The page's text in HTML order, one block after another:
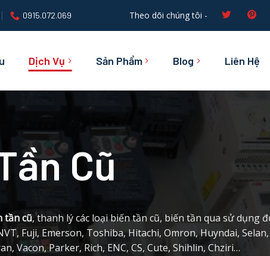
0915.072.069 Theo dõi chúng tôi -
Dịch Vụ Sản Phẩm Blog Liên Hệ
Cũ
tần cũ, thanh lý các loại biến tần cũ, biến tần qua sử dụng
Fuji, Emerson, Toshiba, Hitachi, Omron, Huyndai,
Vacon, Parker, Rich, ENC, CS, Cute, Shihlin, Chziri…